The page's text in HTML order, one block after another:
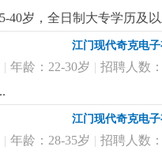
40岁，全日制大专学历及
物料需求整理，能根据
厉风行，有良好的沟通
划能力。岗位福利：1、
公司根据年度业绩颁发年
江门现代奇克电
| 年龄：22-30岁 | 招聘人数
江门现代奇克电
| 年龄：28-35岁 | 招聘人数